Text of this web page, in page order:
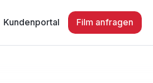
Kundenportal Film anfragen